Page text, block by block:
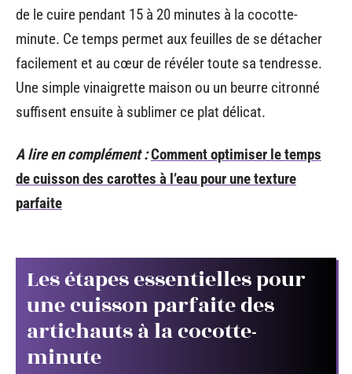
de le cuire pendant 15 à 20 minutes à la cocotte-
minute. Ce temps permet aux feuilles de se détacher
facilement et au cœur de révéler toute sa tendresse.
Une simple vinaigrette maison ou un beurre citronné
suffisent ensuite à sublimer ce plat délicat.
A lire en complément :Comment optimiser le temps
de cuisson des carottes à l’eau pour une texture
parfaite
Les étapes essentielles pour
une cuisson parfaite des
artichauts à la cocotte-
minute